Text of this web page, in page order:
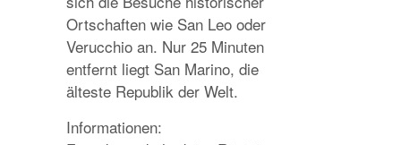
Ortschaften wie San Leo oder
Verucchio an. Nur 25 Minuten
entfernt liegt San Marino, die
älteste Republik der Welt.
Informationen: